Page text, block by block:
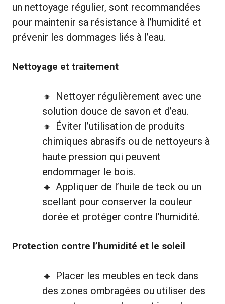
un nettoyage régulier, sont recommandées
pour maintenir sa résistance à l’humidité et
prévenir les dommages liés à l’eau.
Nettoyage et traitement
Nettoyer régulièrement avec une
solution douce de savon et d’eau.
Éviter l’utilisation de produits
chimiques abrasifs ou de nettoyeurs à
haute pression qui peuvent
endommager le bois.
Appliquer de l’huile de teck ou un
scellant pour conserver la couleur
dorée et protéger contre l’humidité.
Protection contre l’humidité et le soleil
Placer les meubles en teck dans
des zones ombragées ou utiliser des